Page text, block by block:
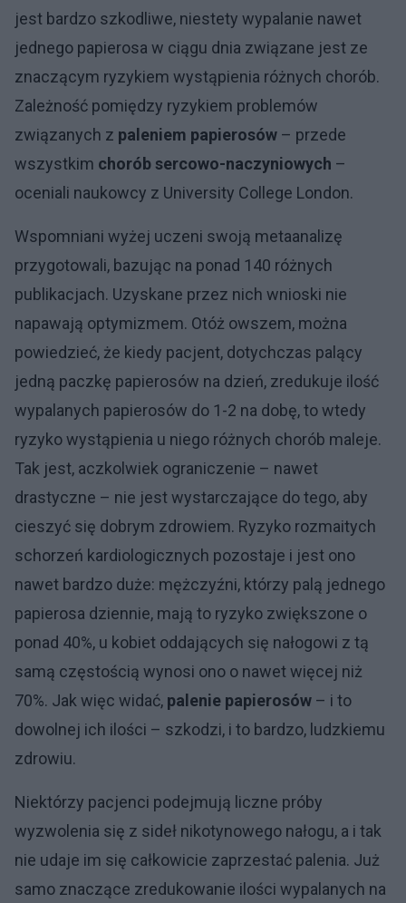
jest bardzo szkodliwe, niestety wypalanie nawet
jednego papierosa w ciągu dnia związane jest ze
znaczącym ryzykiem wystąpienia różnych chorób.
Zależność pomiędzy ryzykiem problemów
związanych z paleniem papierosów – przede
wszystkim chorób sercowo-naczyniowych –
oceniali naukowcy z University College London.
Wspomniani wyżej uczeni swoją metaanalizę
przygotowali, bazując na ponad 140 różnych
publikacjach. Uzyskane przez nich wnioski nie
napawają optymizmem. Otóż owszem, można
powiedzieć, że kiedy pacjent, dotychczas palący
jedną paczkę papierosów na dzień, zredukuje ilość
wypalanych papierosów do 1-2 na dobę, to wtedy
ryzyko wystąpienia u niego różnych chorób maleje.
Tak jest, aczkolwiek ograniczenie – nawet
drastyczne – nie jest wystarczające do tego, aby
cieszyć się dobrym zdrowiem. Ryzyko rozmaitych
schorzeń kardiologicznych pozostaje i jest ono
nawet bardzo duże: mężczyźni, którzy palą jednego
papierosa dziennie, mają to ryzyko zwiększone o
ponad 40%, u kobiet oddających się nałogowi z tą
samą częstością wynosi ono o nawet więcej niż
70%. Jak więc widać, palenie papierosów – i to
dowolnej ich ilości – szkodzi, i to bardzo, ludzkiemu
zdrowiu.
Niektórzy pacjenci podejmują liczne próby
wyzwolenia się z sideł nikotynowego nałogu, a i tak
nie udaje im się całkowicie zaprzestać palenia. Już
samo znaczące zredukowanie ilości wypalanych na